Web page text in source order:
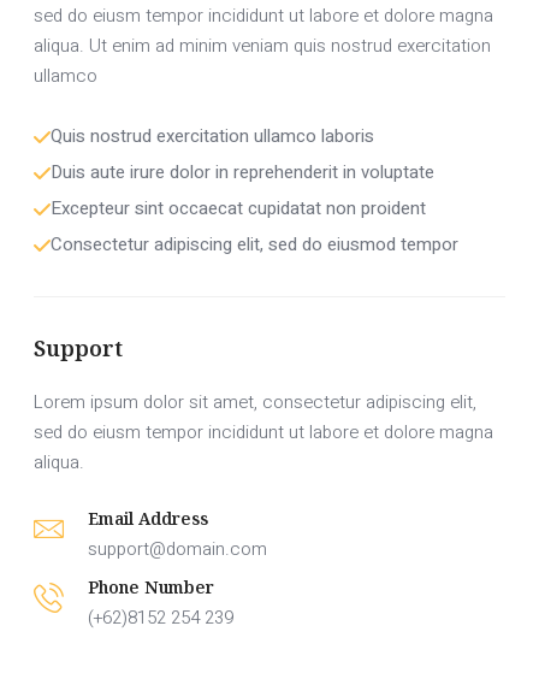
minim veniam, quis nostrud exercitation ullamco
laboris nisi ut aliquip ex ea commodo
sed do eiusm tempor incididunt ut labore et dolore magna
aliqua. Ut enim ad minim veniam quis nostrud exercitation
ullamco
Quis nostrud exercitation ullamco laboris
Duis aute irure dolor in reprehenderit in voluptate
Excepteur sint occaecat cupidatat non proident
Consectetur adipiscing elit, sed do eiusmod tempor
Support
Lorem ipsum dolor sit amet, consectetur adipiscing elit,
sed do eiusm tempor incididunt ut labore et dolore magna
aliqua.
Email Address
support@domain.com
Phone Number
(+62)8152 254 239